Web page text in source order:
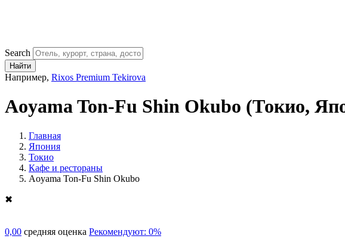
Search
Найти
Например, Rixos Premium Tekirova
Aoyama Ton-Fu Shin Okubo (Токио,
Главная
Япония
Токио
Кафе и рестораны
Aoyama Ton-Fu Shin Okubo
✖
0,00 средняя оценка Рекомендуют: 0%